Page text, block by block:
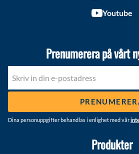
Youtube
Prenumerera på vårt
Dina personuppgifter behandlas i enlighet med vår
Produkter